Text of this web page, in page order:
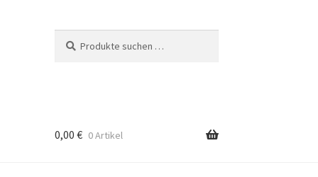
nach:
0,00 € 0 Artikel